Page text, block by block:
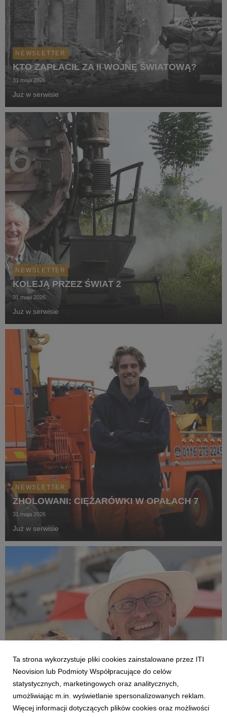
NEWSLETTER
KTO ZAPŁACIŁ ZA II WOJNĘ ŚWIATOWĄ?
31 maja 2026
Już w serwisie
NEWSLETTER
KOLEJĄ PRZEZ ŚWIAT 2
31 maja 2026
Już w serwisie
NEWSLETTER
ZHOLOWANI: CIĘŻARÓWKI W OPAŁACH 7
31 maja 2026
Już w serwisie
NEWSLETTER
Ta strona wykorzystuje pliki cookies zainstalowane przez ITI
Neovision lub Podmioty Współpracujące do celów
statystycznych, marketingowych oraz analitycznych,
umożliwiając m.in. wyświetlanie spersonalizowanych reklam.
Więcej informacji dotyczących plików cookies oraz możliwości